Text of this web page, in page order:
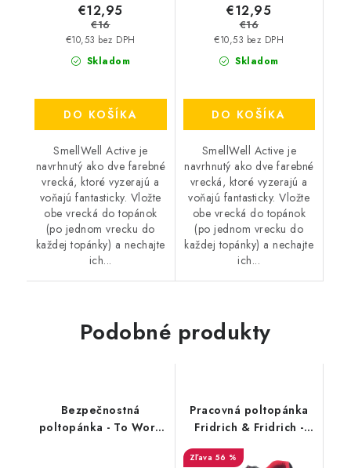
Skladom
€10,53 bez DPH
€12,95
€16
DO KOŠÍKA
SmellWell Active je
navrhnutý ako dve farebné
vrecká, ktoré vyzerajú a
voňajú fantasticky. Vložte
obe vrecká do topánok
(po jednom vrecku do
každej topánky) a nechajte
ich...
Skladom
€10,53 bez DPH
€12,95
€16
DO KOŠÍKA
SmellWell Active je
navrhnutý ako dve farebné
vrecká, ktoré vyzerajú a
voňajú fantasticky. Vložte
obe vrecká do topánok
(po jednom vrecku do
každej topánky) a nechajte
ich...
Podobné produkty
Bezpečnostná
poltopánka - To Work
Pracovná poltopánka
Fridrich & Fridrich -
SRC - výpredaj
56 %